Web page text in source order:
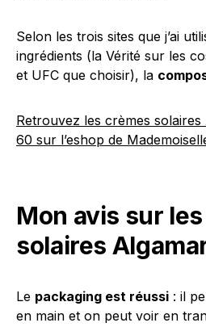
Selon les trois sites que j’ai
ingrédients (la Vérité sur les
et UFC que choisir), la
Retrouvez les crèmes
60 sur l’eshop de
Mon avis sur
solaires
Le packaging est réussi : il
en main et on peut voir en